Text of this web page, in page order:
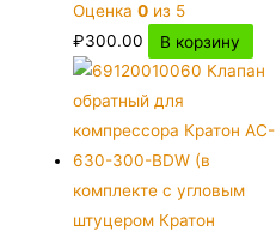
Оценка0 из 5
₽300.00 В корзину